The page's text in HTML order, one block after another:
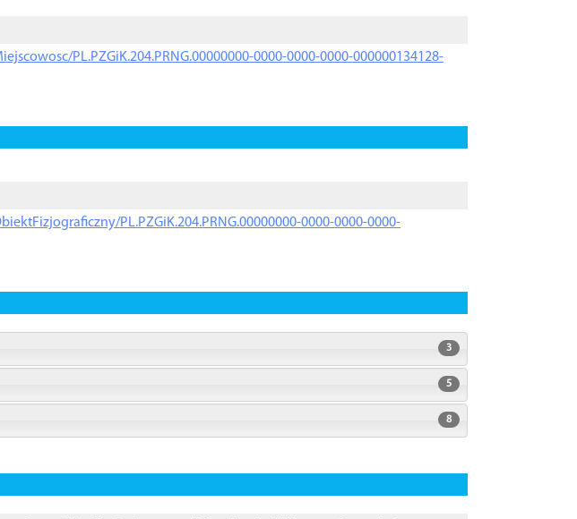
PL.PZGiK.204.PRNG.00000000-0000-0000-0000-000000134128-
PL.PZGiK.204.PRNG.00000000-0000-0000-0000-
3
5
8